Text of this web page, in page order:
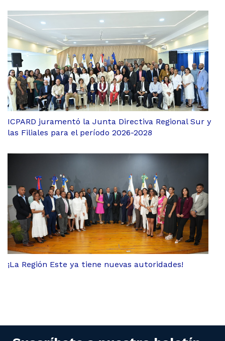
ICPARD juramentó la Junta Directiva Regional Sur y
las Filiales para el período 2026-2028
¡La Región Este ya tiene nuevas autoridades!